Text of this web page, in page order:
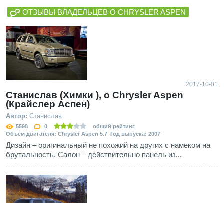
ОТЗЫВЫ ВЛАДЕЛЬЦЕВ О CHRYSLER ASPEN
2017-10-01
Станислав (Химки ), о Chrysler Aspen
(Крайслер Аспен)
Автор: Станислав
5598 0
общий рейтинг
Объем двигателя: Chrysler Aspen 5.7 Год выпуска: 2007
Дизайн – оригинальный не похожий на других с намеком на
брутальность. Салон – действительно панель из...